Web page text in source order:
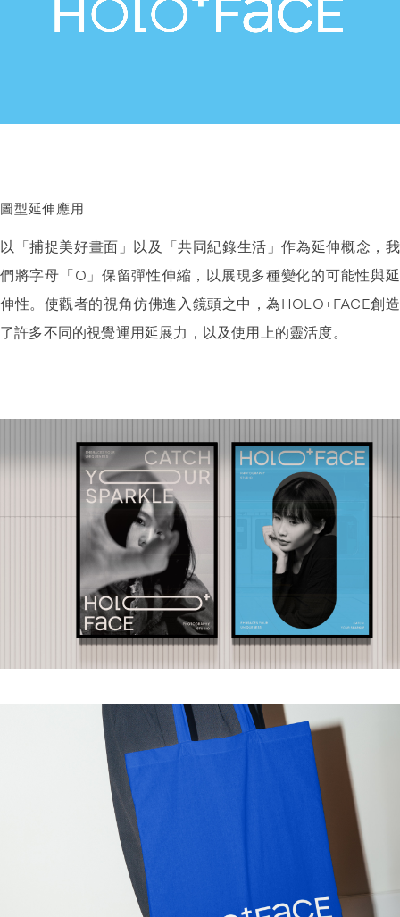
圖型延伸應用
以「捕捉美好畫面」以及「共同紀錄生活」作為延伸概念，我
們將字母「O」保留彈性伸縮，以展現多種變化的可能性與延
伸性。使觀者的視角仿佛進入鏡頭之中，為HOLO+FACE創造
了許多不同的視覺運用延展力，以及使用上的靈活度。